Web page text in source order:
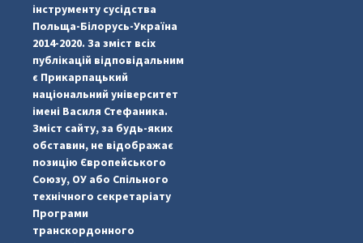
#PipIvanToday
інструменту сусідства
Польща-Білорусь-Україна
2014-2020. За зміст всіх
публікацій відповідальним
є Прикарпацький
національний університет
імені Василя Стефаника.
Зміст сайту, за будь-яких
обставин, не відображає
позицію Європейського
Союзу, ОУ або Спільного
технічного секретаріату
Програми
транскордонного